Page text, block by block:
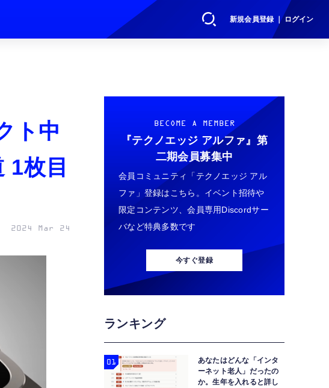
新規会員登録 ｜ ログイン
ト中
枚目
2024 Mar 24
BECOME A MEMBER
『テクノエッジ アルファ』 第
二期会員募集中
会員コミュニティ「テクノエッジ アル
ファ」登録はこちら。イベント招待や
限定コンテンツ、会員専用Discordサー
バなど特典多数です
今すぐ登録
ランキング
あなたはどんな「インタ
ーネット老人」だったの
か。生年を入れると詳し